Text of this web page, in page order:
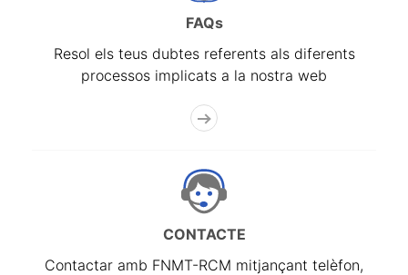
FAQs
Resol els teus dubtes referents als diferents
processos implicats a la nostra web
CONTACTE
Contactar amb FNMT-RCM mitjançant telèfon,